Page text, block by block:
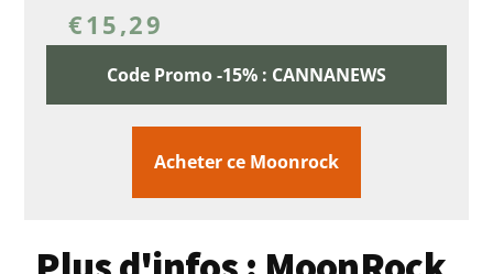
€15,29
Code Promo -15% : CANNANEWS
Acheter ce Moonrock